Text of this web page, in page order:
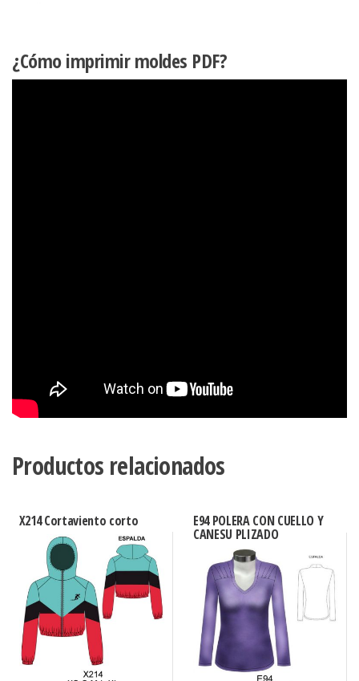
¿Cómo imprimir moldes PDF?
Productos relacionados
X214 Cortaviento corto E94 POLERA CON CUELLO Y
CANESU PLIZADO